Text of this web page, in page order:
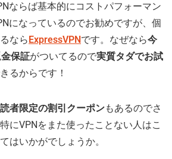
ならば基本的にコストパフォーマン
になっているのでお勧めですが、個
ならExpressVPNです。なぜなら今
保証がついてるので実質タダでお試
るからです！
者限定の割引クーポンもあるのでさ
にVPNをまた使ったことない人はこ
はいかがでしょうか。